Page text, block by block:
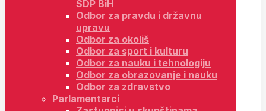
SDP BiH
Odbor za pravdu i državnu
upravu
Odbor za okoliš
Odbor za sport i kulturu
Odbor za nauku i tehnologiju
Odbor za obrazovanje i nauku
Odbor za zdravstvo
Parlamentarci